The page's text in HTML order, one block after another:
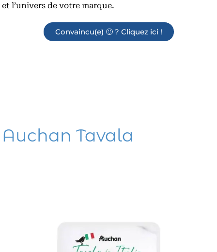
et l’univers de votre marque.
Convaincu(e) 🙂 ? Cliquez ici !
Auchan Tavala